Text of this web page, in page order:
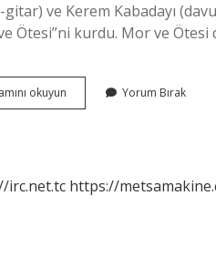
ve Kerem Kabadayı
Ötesi”ni kurdu. Mor ve Ötesi
okuyun
Kabadayı
Yorum Bırak
irc.net.tc https://